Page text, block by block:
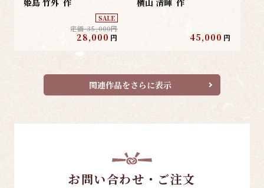
姫島 竹外 作
SALE
定価 35,000円
28,000 円
横山 清暉 作
45,000 円
関連作品をさらに表示
お問い合わせ・ご注文